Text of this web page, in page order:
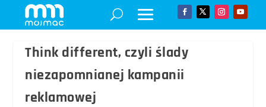
Think different, czyli ślady
niezapomnianej kampanii
reklamowej